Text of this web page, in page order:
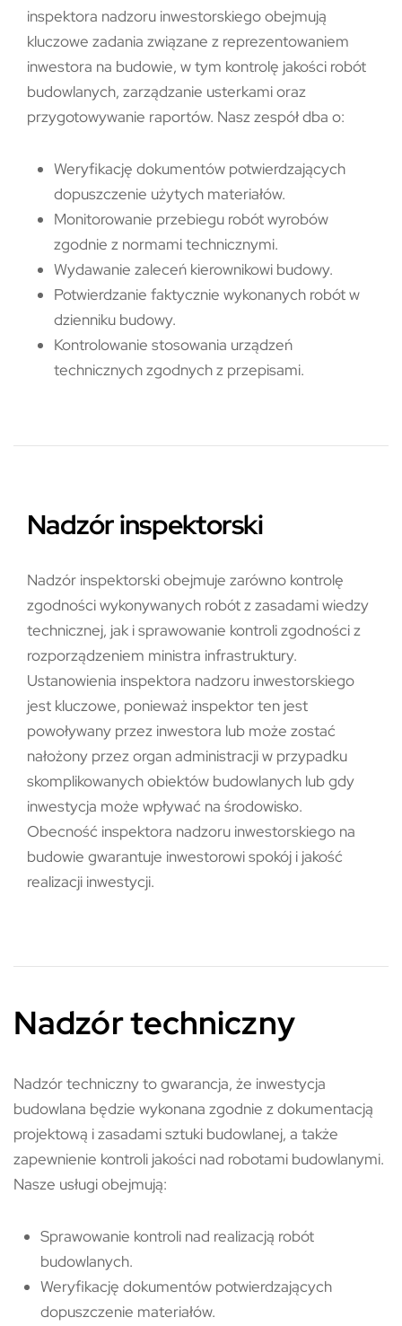
inspektora nadzoru inwestorskiego obejmują
kluczowe zadania związane z reprezentowaniem
inwestora na budowie, w tym kontrolę jakości robót
budowlanych, zarządzanie usterkami oraz
przygotowywanie raportów. Nasz zespół dba o:
Weryfikację dokumentów potwierdzających
dopuszczenie użytych materiałów.
Monitorowanie przebiegu robót wyrobów
zgodnie z normami technicznymi.
Wydawanie zaleceń kierownikowi budowy.
Potwierdzanie faktycznie wykonanych robót w
dzienniku budowy.
Kontrolowanie stosowania urządzeń
technicznych zgodnych z przepisami.
Nadzór inspektorski
Nadzór inspektorski obejmuje zarówno kontrolę
zgodności wykonywanych robót z zasadami wiedzy
technicznej, jak i sprawowanie kontroli zgodności z
rozporządzeniem ministra infrastruktury.
Ustanowienia inspektora nadzoru inwestorskiego
jest kluczowe, ponieważ inspektor ten jest
powoływany przez inwestora lub może zostać
nałożony przez organ administracji w przypadku
skomplikowanych obiektów budowlanych lub gdy
inwestycja może wpływać na środowisko.
Obecność inspektora nadzoru inwestorskiego na
budowie gwarantuje inwestorowi spokój i jakość
realizacji inwestycji.
Nadzór techniczny
Nadzór techniczny to gwarancja, że inwestycja
budowlana będzie wykonana zgodnie z dokumentacją
projektową i zasadami sztuki budowlanej, a także
zapewnienie kontroli jakości nad robotami budowlanymi.
Nasze usługi obejmują:
Sprawowanie kontroli nad realizacją robót
budowlanych.
Weryfikację dokumentów potwierdzających
dopuszczenie materiałów.